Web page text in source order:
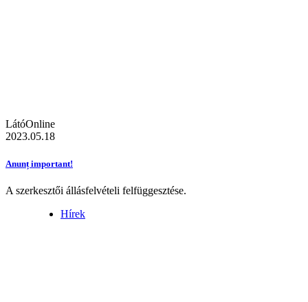
LátóOnline
2023.05.18
Anunț important!
A szerkesztői állásfelvételi felfüggesztése.
Hírek